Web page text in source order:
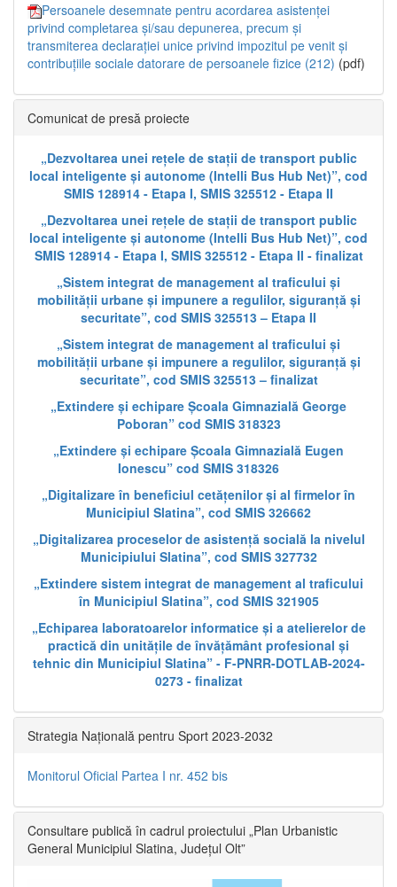
Persoanele desemnate pentru acordarea asistenței
privind completarea și/sau depunerea, precum și
transmiterea declarației unice privind impozitul pe venit și
contribuțiile sociale datorare de persoanele fizice (212) (pdf)
Comunicat de presă proiecte
„Dezvoltarea unei rețele de stații de transport public
local inteligente și autonome (Intelli Bus Hub Net)”, cod
SMIS 128914 - Etapa I, SMIS 325512 - Etapa II
„Dezvoltarea unei rețele de stații de transport public
local inteligente și autonome (Intelli Bus Hub Net)”, cod
SMIS 128914 - Etapa I, SMIS 325512 - Etapa II - finalizat
„Sistem integrat de management al traficului și
mobilității urbane și impunere a regulilor, siguranță și
securitate”, cod SMIS 325513 – Etapa II
„Sistem integrat de management al traficului și
mobilității urbane și impunere a regulilor, siguranță și
securitate”, cod SMIS 325513 – finalizat
„Extindere și echipare Școala Gimnazială George
Poboran” cod SMIS 318323
„Extindere și echipare Școala Gimnazială Eugen
Ionescu” cod SMIS 318326
„Digitalizare în beneficiul cetățenilor și al firmelor în
Municipiul Slatina”, cod SMIS 326662
„Digitalizarea proceselor de asistență socială la nivelul
Municipiului Slatina”, cod SMIS 327732
„Extindere sistem integrat de management al traficului
în Municipiul Slatina”, cod SMIS 321905
„Echiparea laboratoarelor informatice și a atelierelor de
practică din unitățile de învățământ profesional și
tehnic din Municipiul Slatina” - F-PNRR-DOTLAB-2024-
0273 - finalizat
Strategia Națională pentru Sport 2023-2032
Monitorul Oficial Partea I nr. 452 bis
Consultare publică în cadrul proiectului „Plan Urbanistic
General Municipiul Slatina, Județul Olt”